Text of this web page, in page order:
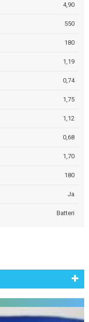
4,90
550
180
1,19
0,74
1,75
1,12
0,68
1,70
180
Ja
Batteri